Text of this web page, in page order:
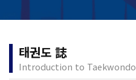
태권도 誌
Introduction to Taekwondo